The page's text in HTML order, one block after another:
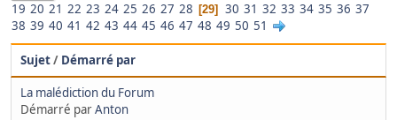
19 20 21 22 23 24 25 26 27 28 29 30 31 32 33 34 35 36 37
38 39 40 41 42 43 44 45 46 47 48 49 50 51
Sujet/ Démarré par
La malédiction du Forum
Démarré parAnton